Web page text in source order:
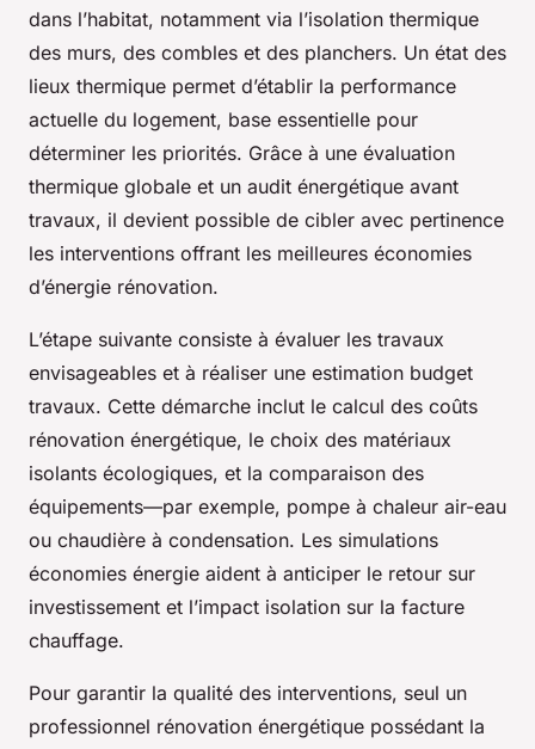
dans l’habitat, notamment via l’isolation thermique
des murs, des combles et des planchers. Un état des
lieux thermique permet d’établir la performance
actuelle du logement, base essentielle pour
déterminer les priorités. Grâce à une évaluation
thermique globale et un audit énergétique avant
travaux, il devient possible de cibler avec pertinence
les interventions offrant les meilleures économies
d’énergie rénovation.
L’étape suivante consiste à évaluer les travaux
envisageables et à réaliser une estimation budget
travaux. Cette démarche inclut le calcul des coûts
rénovation énergétique, le choix des matériaux
isolants écologiques, et la comparaison des
équipements—par exemple, pompe à chaleur air-eau
ou chaudière à condensation. Les simulations
économies énergie aident à anticiper le retour sur
investissement et l’impact isolation sur la facture
chauffage.
Pour garantir la qualité des interventions, seul un
professionnel rénovation énergétique possédant la